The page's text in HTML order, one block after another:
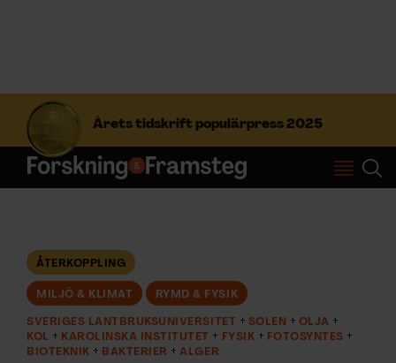
Årets tidskrift populärpress 2025
S
f
t
Prenumerera
NYHETSBREV
ÄMNEN
ÅTERKOPPLING
MILJÖ & KLIMAT RYMD & FYSIK
SVERIGES LANTBRUKSUNIVERSITET SOLEN
OLJA
KOL
KAROLINSKA INSTITUTET FYSIK
FOTOSYNTES
BIOTEKNIK
BAKTERIER ALGER